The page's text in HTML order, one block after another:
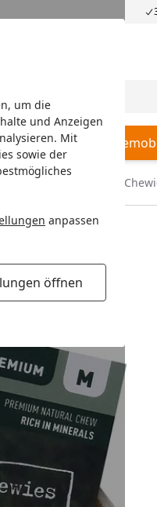
um die
und Anzeigen
Mit
sowie der
anpassen
öffnen
Suche
Snacks